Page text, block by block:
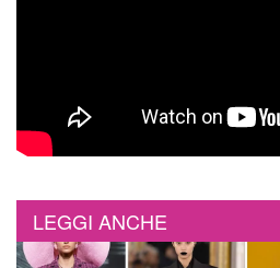
LEGGI ANCHE